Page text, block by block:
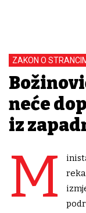
ZAKON O
neće
iz
M